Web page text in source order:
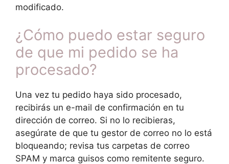
modificado.
¿Cómo puedo estar seguro
de que mi pedido se ha
procesado?
Una vez tu pedido haya sido procesado,
recibirás un e-mail de confirmación en tu
dirección de correo. Si no lo recibieras,
asegúrate de que tu gestor de correo no lo está
bloqueando; revisa tus carpetas de correo
SPAM y marca guisos como remitente seguro.